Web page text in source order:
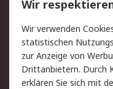
Value Added
Rücksendungen
Hilfe
Rechtliches
Wir
Wir verwenden
statistischen
zur Anzeige von
Drittanbietern. Durch
erklären Sie sich mit